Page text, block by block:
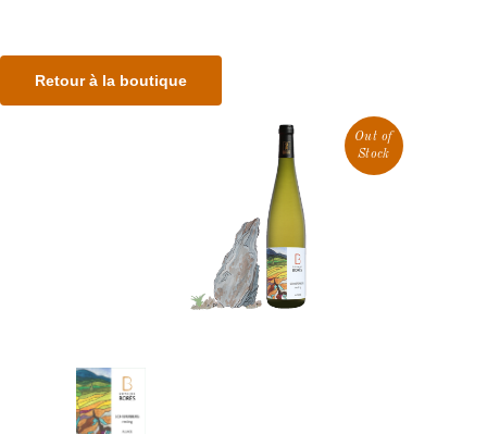
Retour à la boutique
Out of
Stock